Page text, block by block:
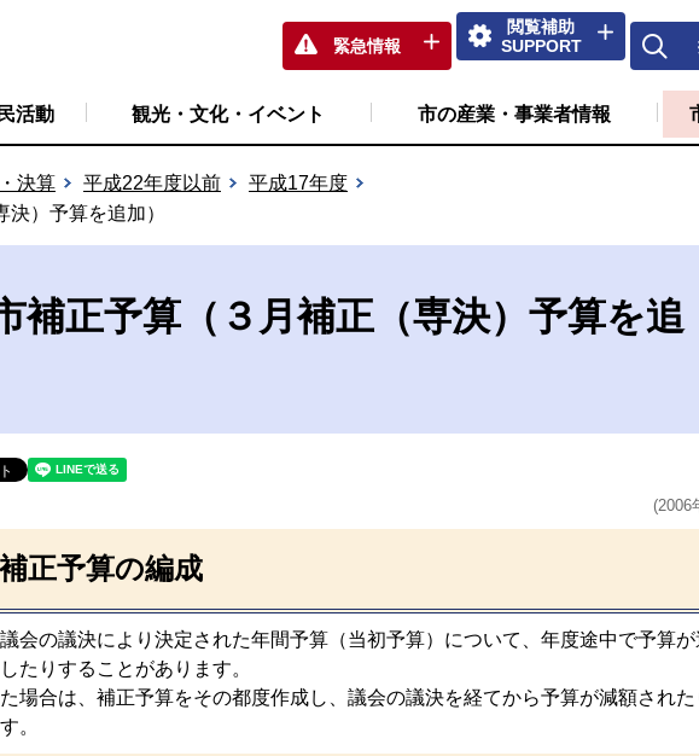
緊急情報
閲覧補助
SUPPORT
活動 観光・文化・イベント 市の産業・事業者情報
決算 平成22年度以前
平成17年度
）予算を追加）
補正予算（３月補正（専決）予算を追
(2006
正予算の編成
会の議決により決定された年間予算（当初予算）について、年度途中で予算が
たりすることがあります。
場合は、補正予算をその都度作成し、議会の議決を経てから予算が減額され
。